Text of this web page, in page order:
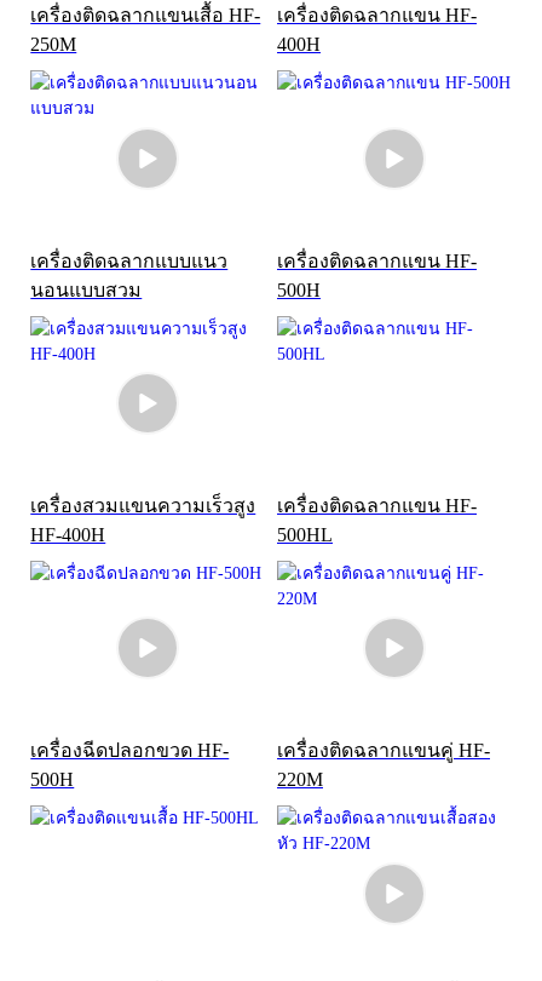
เครื่องติดฉลากแขนเสื้อ HF-
250M
เครื่องติดฉลากแขน HF-
400H
เครื่องติดฉลากแบบแนว
นอนแบบสวม
เครื่องติดฉลากแขน HF-
500H
เครื่องสวมแขนความเร็วสูง
HF-400H
เครื่องติดฉลากแขน HF-
500HL
เครื่องฉีดปลอกขวด HF-
500H
เครื่องติดฉลากแขนคู่ HF-
220M